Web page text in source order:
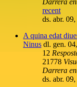
recent
ds. abr.
A quina edat
Ninus dl. gen.
12
21778
Darrera
ds. abr.